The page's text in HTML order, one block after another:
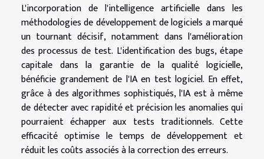
L'incorporation de l'intelligence artificielle dans les
méthodologies de développement de logiciels a marqué
un tournant décisif, notamment dans l'amélioration
des processus de test. L'identification des bugs, étape
capitale dans la garantie de la qualité logicielle,
bénéficie grandement de l'IA en test logiciel. En effet,
grâce à des algorithmes sophistiqués, l'IA est à même
de détecter avec rapidité et précision les anomalies qui
pourraient échapper aux tests traditionnels. Cette
efficacité optimise le temps de développement et
réduit les coûts associés à la correction des erreurs.